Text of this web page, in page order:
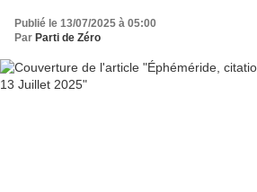
Publié le 13/07/2025 à 05:00
Par Parti de Zéro